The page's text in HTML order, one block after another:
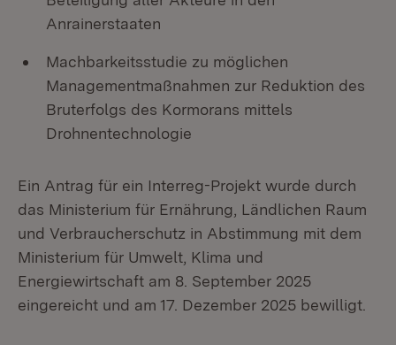
Anrainerstaaten
Machbarkeitsstudie zu möglichen
Managementmaßnahmen zur Reduktion des
Bruterfolgs des Kormorans mittels
Drohnentechnologie
Ein Antrag für ein Interreg-Projekt wurde durch
das Ministerium für Ernährung, Ländlichen Raum
und Verbraucherschutz in Abstimmung mit dem
Ministerium für Umwelt, Klima und
Energiewirtschaft am 8. September 2025
eingereicht und am 17. Dezember 2025 bewilligt.